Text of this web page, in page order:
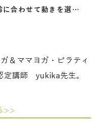
に合わせて動きを選…
＆ママヨガ・ピラティ
定講師 yukika先生。
>>